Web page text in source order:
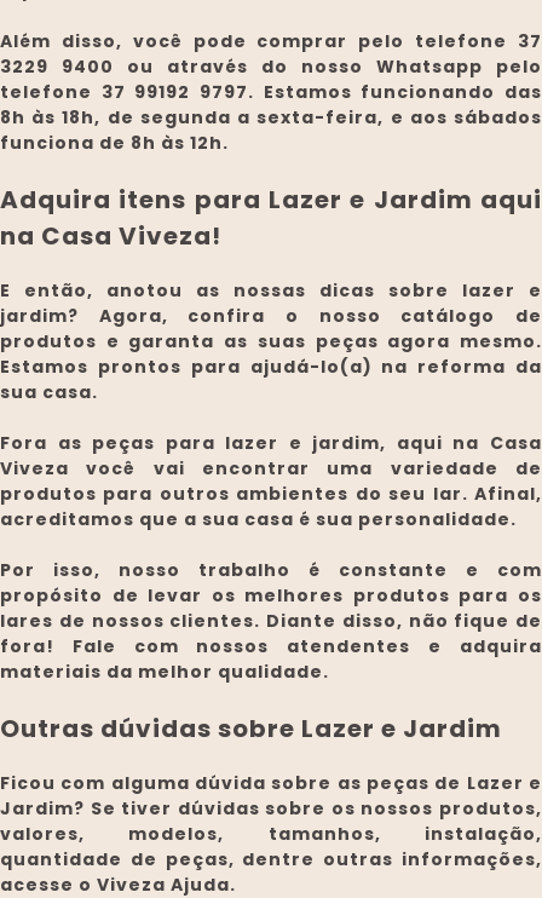
Além disso, você pode comprar pelo telefone 37
3229 9400 ou através do nosso Whatsapp pelo
telefone 37 99192 9797. Estamos funcionando das
8h às 18h, de segunda a sexta-feira, e aos sábados
funciona de 8h às 12h.
Adquira itens para Lazer e Jardim aqui
na Casa Viveza!
E então, anotou as nossas dicas sobre lazer e
jardim? Agora, confira o nosso catálogo de
produtos e garanta as suas peças agora mesmo.
Estamos prontos para ajudá-lo(a) na reforma da
sua casa.
Fora as peças para lazer e jardim, aqui na Casa
Viveza você vai encontrar uma variedade de
produtos para outros ambientes do seu lar. Afinal,
acreditamos que a sua casa é sua personalidade.
Por isso, nosso trabalho é constante e com
propósito de levar os melhores produtos para os
lares de nossos clientes. Diante disso, não fique de
fora! Fale com nossos atendentes e adquira
materiais da melhor qualidade.
Outras dúvidas sobre Lazer e Jardim
Ficou com alguma dúvida sobre as peças de Lazer e
Jardim? Se tiver dúvidas sobre os nossos produtos,
valores, modelos, tamanhos, instalação,
quantidade de peças, dentre outras informações,
acesse o Viveza Ajuda.